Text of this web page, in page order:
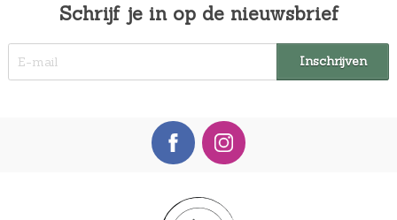
Schrijf je in op de nieuwsbrief